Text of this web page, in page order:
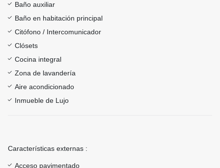
Baño auxiliar
Baño en habitación principal
Citófono / Intercomunicador
Clósets
Cocina integral
Zona de lavandería
Aire acondicionado
Inmueble de Lujo
Características externas :
Acceso pavimentado